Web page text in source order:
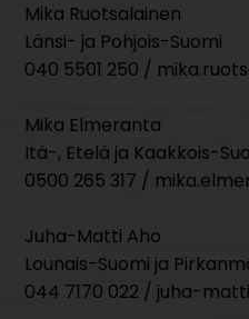
Mika Ruotsalainen
Länsi- ja Pohjois-Suomi
040 5501 250 /
Mika Elmeranta
Itä-, Etelä ja Kaakkois-
0500 265 317 /
Juha-Matti Aho
Lounais-Suomi ja
044 7170 022 / juha-